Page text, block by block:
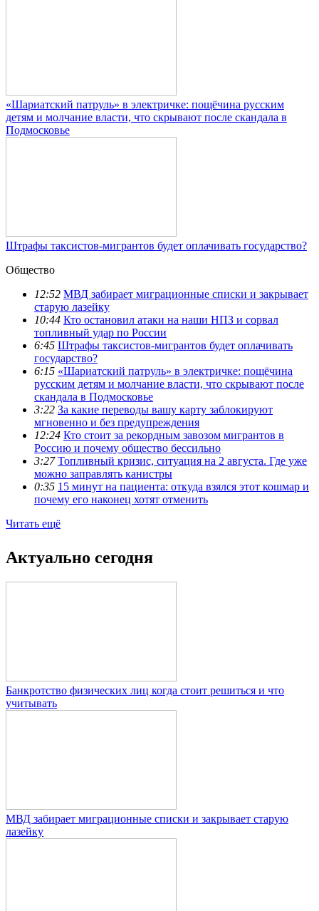
«Шариатский патруль» в электричке: пощёчина русским
детям и молчание власти, что скрывают после скандала в
Подмосковье
Штрафы таксистов-мигрантов будет оплачивать государство?
Общество
12:52 МВД забирает миграционные списки и закрывает
старую лазейку
10:44 Кто остановил атаки на наши НПЗ и сорвал
топливный удар по России
6:45 Штрафы таксистов-мигрантов будет оплачивать
государство?
6:15 «Шариатский патруль» в электричке: пощёчина
русским детям и молчание власти, что скрывают после
скандала в Подмосковье
3:22 За какие переводы вашу карту заблокируют
мгновенно и без предупреждения
12:24 Кто стоит за рекордным завозом мигрантов в
Россию и почему общество бессильно
3:27 Топливный кризис, ситуация на 2 августа. Где уже
можно заправлять канистры
0:35 15 минут на пациента: откуда взялся этот кошмар и
почему его наконец хотят отменить
Читать ещё
Актуально сегодня
Банкротство физических лиц когда стоит решиться и что
учитывать
МВД забирает миграционные списки и закрывает старую
лазейку